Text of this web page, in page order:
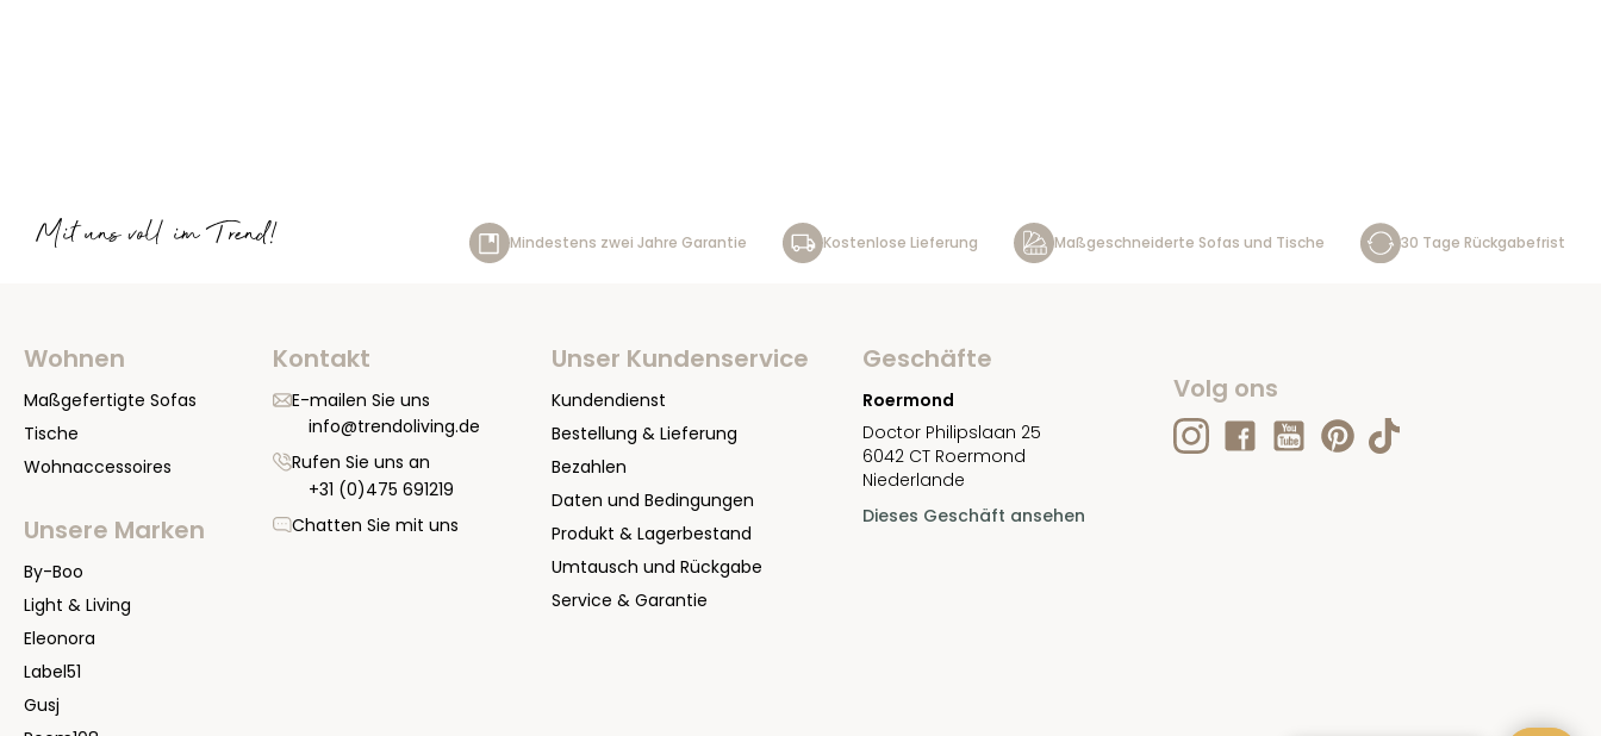
Mit uns voll im Trend! Mindestens zwei Jahre Garantie Kostenlose Lieferung Maßgeschneiderte Sofas und Tische 30 Tage Rückgabefrist
Wohnen
Maßgefertigte Sofas
Tische
Wohnaccessoires
Unsere Marken
By-Boo
Light & Living
Eleonora
Label51
Gusj
Kontakt
E-mailen Sie uns
info@trendoliving.de
Rufen Sie uns an
+31 (0)475 691219
Chatten Sie mit uns
Unser Kundenservice
Kundendienst
Bestellung & Lieferung
Bezahlen
Daten und Bedingungen
Produkt & Lagerbestand
Umtausch und Rückgabe
Service & Garantie
Geschäfte
Roermond
Doctor Philipslaan 25
6042 CT Roermond
Niederlande
Dieses Geschäft ansehen
Volg ons